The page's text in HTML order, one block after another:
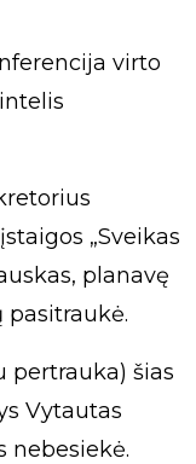
virto
„Sveikas
planavę
pasitraukė.
pertrauka) šias
Vytautas
nebesiekė.